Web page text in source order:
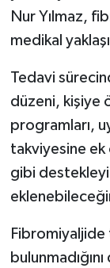
Nur Yılmaz,
medikal
Tedavi
düzeni, kişiye
programları,
takviyesine
gibi